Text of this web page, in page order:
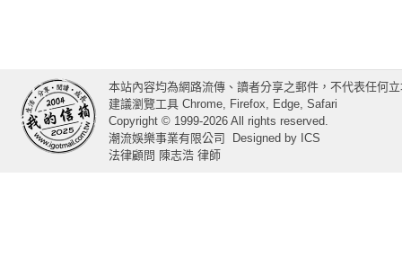
本站內容均為網路流傳、讀者分享之郵件，不代表任何
建議瀏覽工具 Chrome, Firefox, Edge, Safari
Copyright © 1999-2026 All rights reserved.
潮流娛樂事業有限公司
Designed by ICS
法律顧問 陳志浩 律師